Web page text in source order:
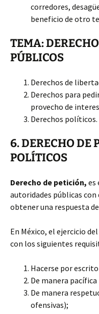
corredores,
beneficio de otro
TEMA:
PÚBLICOS
Derechos de
Derechos para
provecho de
Derechos políticos.
6. DERECHO DE
POLÍTICOS
Derecho de petición, es
autoridades públicas
obtener una respuesta
En México, el ejercicio
con los siguientes
Hacerse por
De manera
De manera
ofensivas);